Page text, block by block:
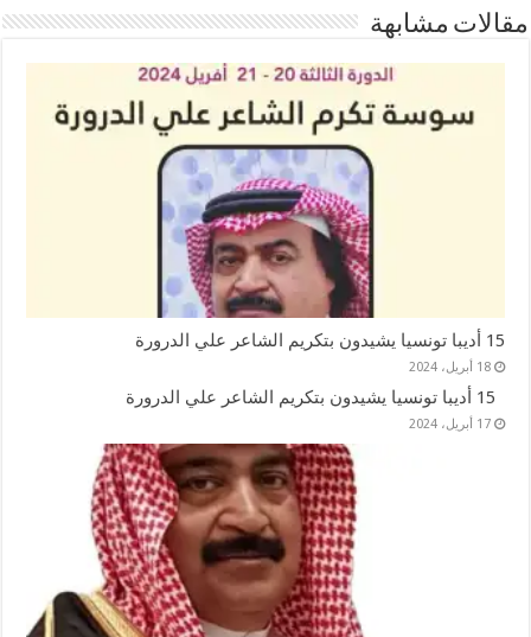
مقالات مشابهة
15 أديبا تونسيا يشيدون بتكريم الشاعر علي الدرورة
18 أبريل، 2024
17 أبريل، 2024